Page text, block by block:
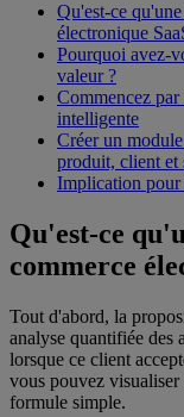
Qu'est-ce
électronique
Pourquoi avez-
valeur ?
Commencez
intelligente
Créer un
produit, client et
Implication
Qu'est-ce
commerce
Tout d'abord, la
analyse quantifiée des
lorsque ce client
vous pouvez visualiser
formule simple.